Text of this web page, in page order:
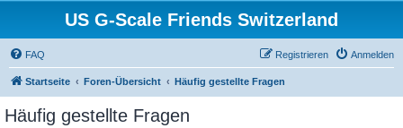
US G-Scale Friends Switzerland
FAQ Anmelden
Registrieren
Startseite Foren-Übersicht Häufig gestellte Fragen
Häufig gestellte Fragen